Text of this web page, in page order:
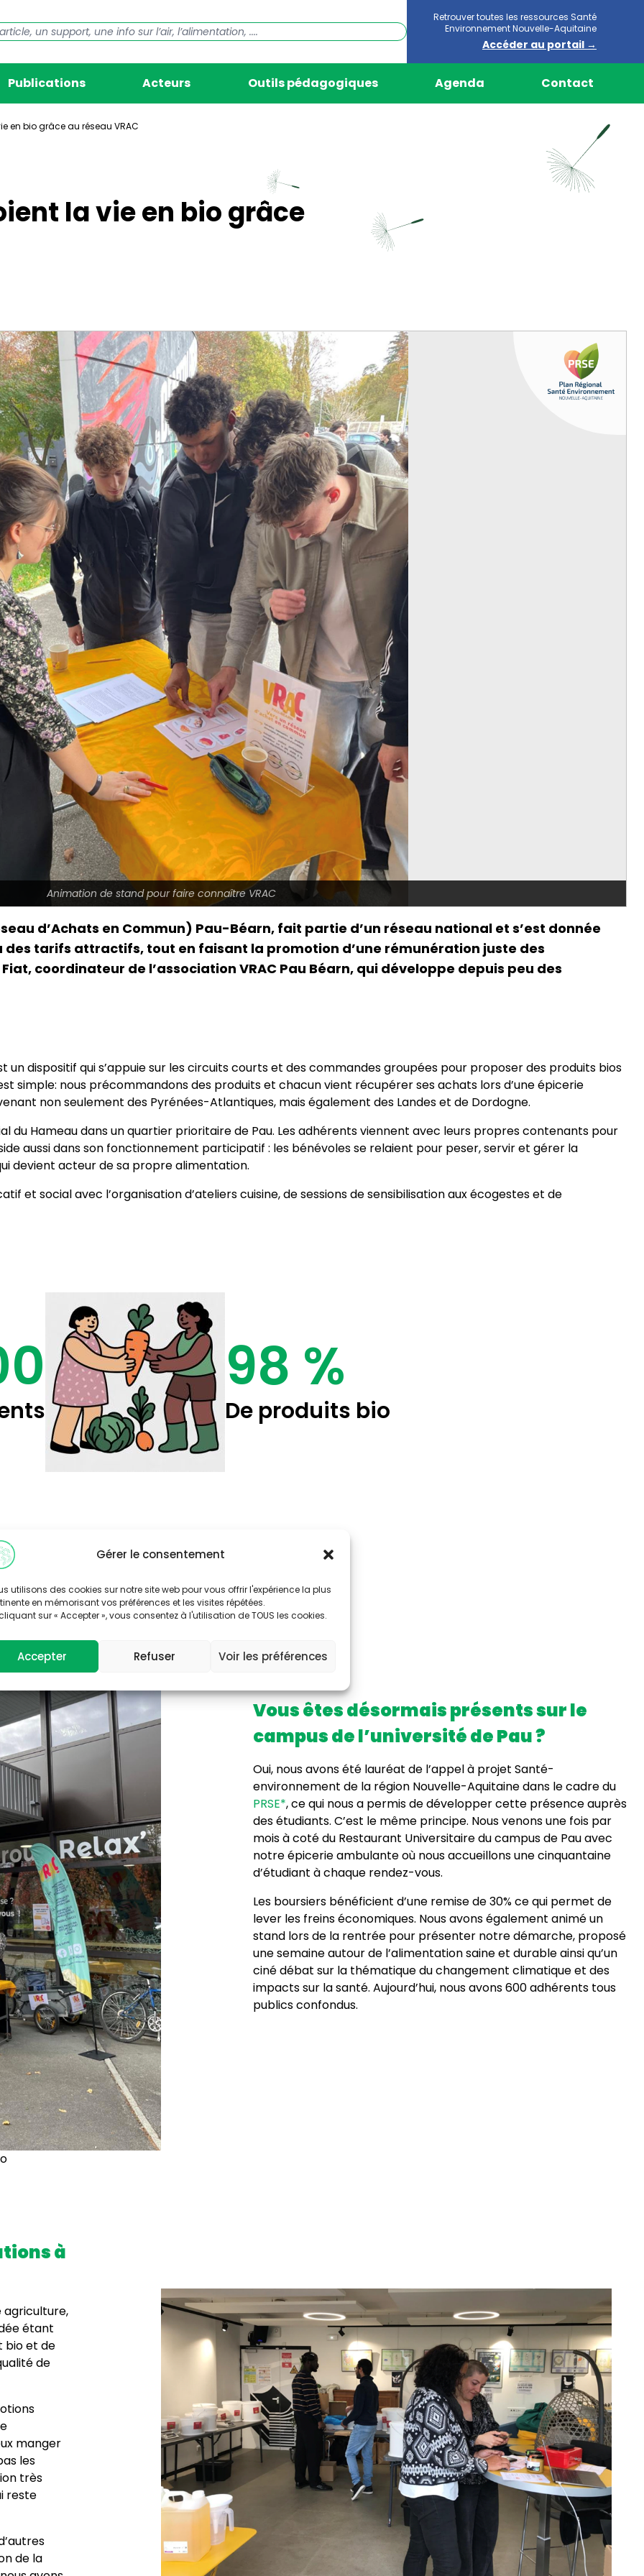
Gérer le consentement
utilisons des cookies sur notre site web pour vous offrir l'expérience la plus
en mémorisant vos préférences et les visites répétées.
sur « Accepter », vous consentez à l'utilisation de TOUS les cookies.
Accepter Refuser Voir les préférences
Retrouver toutes les ressources Santé
Environnement Nouvelle-Aquitaine
Accéder au portail →
Publications Acteurs Outils pédagogiques Agenda Contact
en bio grâce au réseau VRAC
la vie en bio grâce
Animation de stand pour faire connaître VRAC
d’Achats en Commun) Pau-Béarn, fait partie d’un réseau national et s’est donnée
tarifs attractifs, tout en faisant la promotion d’une rémunération juste des
coordinateur de l’association VRAC Pau Béarn, qui développe depuis peu des
un dispositif qui s’appuie sur les circuits courts et des commandes groupées pour proposer des produits bios
simple: nous précommandons des produits et chacun vient récupérer ses achats lors d’une épicerie
non seulement des Pyrénées-Atlantiques, mais également des Landes et de Dordogne.
du Hameau dans un quartier prioritaire de Pau. Les adhérents viennent avec leurs propres contenants pour
aussi dans son fonctionnement participatif : les bénévoles se relaient pour peser, servir et gérer la
devient acteur de sa propre alimentation.
et social avec l’organisation d’ateliers cuisine, de sessions de sensibilisation aux écogestes et de
98 %
De produits bio
Vous êtes désormais présents sur le
campus de l’université de Pau ?
Oui, nous avons été lauréat de l’appel à projet Santé-
environnement de la région Nouvelle-Aquitaine dans le cadre du
PRSE*, ce qui nous a permis de développer cette présence auprès
des étudiants. C’est le même principe. Nous venons une fois par
mois à coté du Restaurant Universitaire du campus de Pau avec
notre épicerie ambulante où nous accueillons une cinquantaine
d’étudiant à chaque rendez-vous.
Les boursiers bénéficient d’une remise de 30% ce qui permet de
lever les freins économiques. Nous avons également animé un
stand lors de la rentrée pour présenter notre démarche, proposé
une semaine autour de l’alimentation saine et durable ainsi qu’un
ciné débat sur la thématique du changement climatique et des
impacts sur la santé. Aujourd’hui, nous avons 600 adhérents tous
publics confondus.
à
agriculture,
étant
bio et de
de
manger
les
très
reste
de la